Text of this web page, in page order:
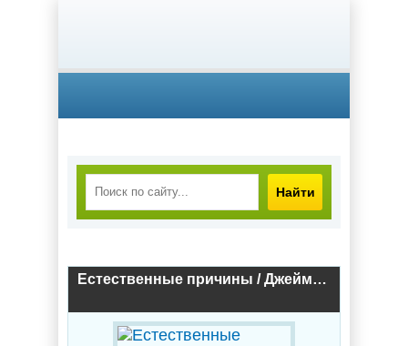
Найти
Естественные причины / Джеймс Освальд (1)